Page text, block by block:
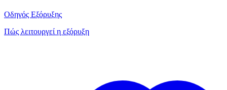
Οδηγός Εξόρυξης
Πώς λειτουργεί η εξόρυξη